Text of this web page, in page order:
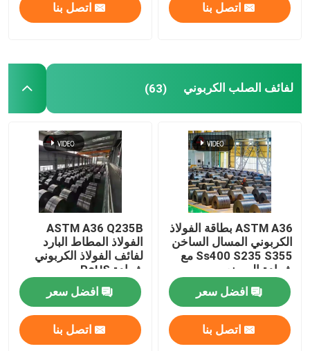
اتصل بنا اتصل بنا
لفائف الصلب الكربوني (63)
ASTM A36 بطاقة الفولاذ
الكربوني المسال الساخن
Ss400 S235 S355 مع
شهادة المصنع
افضل سعر
اتصل بنا
ASTM A36 Q235B
الفولاذ المطاط البارد
لفائف الفولاذ الكربوني
شهادة RoHS
افضل سعر
اتصل بنا